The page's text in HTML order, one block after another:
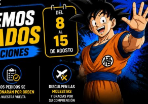
STOCK,Good Smile Company,
STOCK,STOCK/DISPONIBLE
0,9 kg